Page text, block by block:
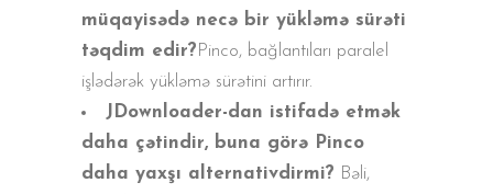
müqayisədə necə bir yükləmə sürəti
təqdim edir? Pinco, bağlantıları paralel
işlədərək yükləmə sürətini artırır.
JDownloader-dan istifadə etmək
daha çətindir, buna görə Pinco
daha yaxşı alternativdirmi? Bəli,